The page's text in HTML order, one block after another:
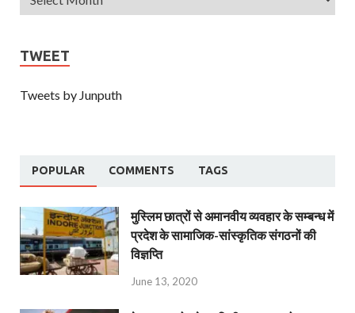
TWEET
Tweets by Junputh
POPULAR COMMENTS TAGS
मुस्लिम छात्रों से अमानवीय व्यवहार के सम्बन्ध में
प्रदेश के सामाजिक-सांस्कृतिक संगठनों की
विज्ञप्ति
June 13, 2020